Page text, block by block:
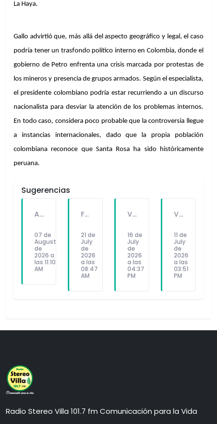
La Haya.
Gallo advirtió que, más allá del aspecto geográfico y legal, el caso
podría tener un trasfondo político interno en Colombia, donde el
gobierno de Petro enfrenta una crisis marcada por protestas de
los mineros y presencia de grupos armados. Según el especialista,
el presidente colombiano podría estar recurriendo a un discurso
nacionalista para desviar la atención de los problemas internos.
En todo caso, considera poco probable que la controversia llegue
a instancias internacionales, dado que la propia población
colombiana reconoce que Santa Rosa ha sido históricamente
peruana.
Sugerencias
A PEDIDO DEL PÚBLICO: "SEX Y DINERO" EL NUEVO SINGLE DE FATKINGBULLA
07 de
August
de
2026 a
las 11:10
AM
FALLECE FORTUNATO CHUQUITAYPE ANDRADE, “EL CHOLO”, REFERENTE DE LA SOLIDARIDAD Y LA CULTURA EN VILLA EL SALVADOR
21 de
July
de
2026
a las
08:47
AM
VILLA EL SALVADOR RECIBE A ANA CORREA PARA PRESENTAR LIBRO SOBRE MEMORIA, TEATRO Y RESISTENCIA DURANTE EL CONFLICTO ARMADO INTERNO.
16 de
July
de
2026
a las
04:37
PM
VILLA EL SALVADOR: EL ALCALDE GUIDO IÑIGO PERALTA PRIORIZÓ CONCIERTO DE SOMOS PERÚ Y NO ASISTIÓ AL DESFILE ESCOLAR CÍVICO CULTURAL 2026
11 de
July
de
2026
a las
03:51
PM
Radio Stereo Villa 101.7 fm Comunicación para la Vida